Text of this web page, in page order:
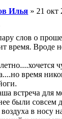
Илья » 21 окт
слов о
время. Вроде
время
встреча
были
в носу